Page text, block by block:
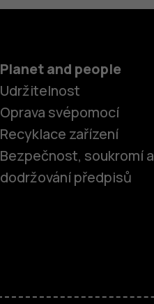
Planet and people
Udržitelnost
Oprava svépomocí
Recyklace zařízení
Bezpečnost, soukromí a
dodržování předpisů